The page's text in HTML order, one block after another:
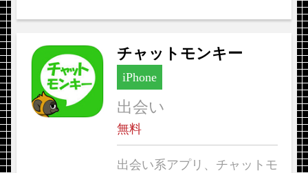
チャットモンキー
iPhone
出会い
無料
出会い系アプリ、チャットモ